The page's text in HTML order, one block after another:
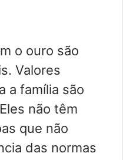
o ouro são
Valores
a família são
não têm
que não
das normas